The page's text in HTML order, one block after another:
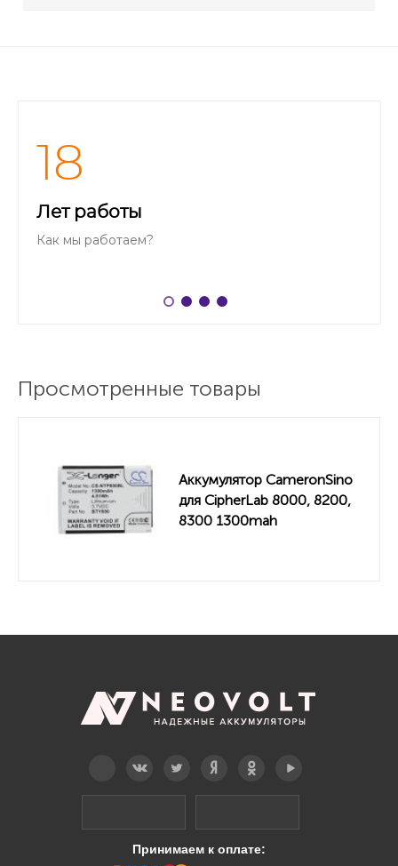
18
Лет работы
Как мы работаем?
Просмотренные товары
Аккумулятор CameronSino
для CipherLab 8000, 8200,
8300 1300mah
Принимаем к оплате: